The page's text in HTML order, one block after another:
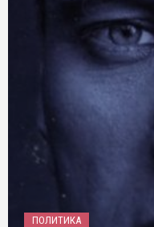
ПОЛИТИКА